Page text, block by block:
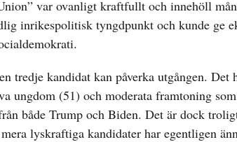
var ovanligt kraftfullt och innehöll
inrikespolitisk tyngdpunkt och kunde ge
tredje kandidat kan påverka utgången.
ungdom (51) och moderata framtoning
både Trump och Biden. Det är dock
lyskraftiga kandidater har egentligen